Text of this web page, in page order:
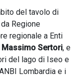
del tavolo di
Regione
regionale a Enti
Massimo Sertori, e
del lago di Iseo e
Lombardia e i